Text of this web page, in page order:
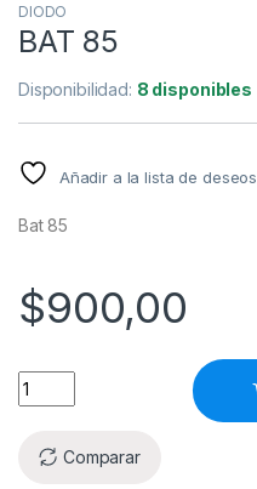
DIODO
BAT 85
Disponibilidad: 8 disponibles
Añadir a la lista de deseos
Bat 85
$900,00
Comparar